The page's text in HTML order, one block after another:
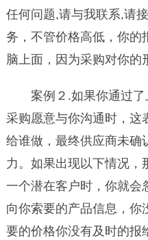
任何问题,请与我联系,请
务，不管价格高低，你的
脑上面，因为采购对你的
案例２.如果你通过
采购愿意与你沟通时，这
给谁做，最终供应商未确
力。如果出现以下情况，
一个潜在客户时，你就会
向你索要的产品信息，你
要的价格你没有及时的报